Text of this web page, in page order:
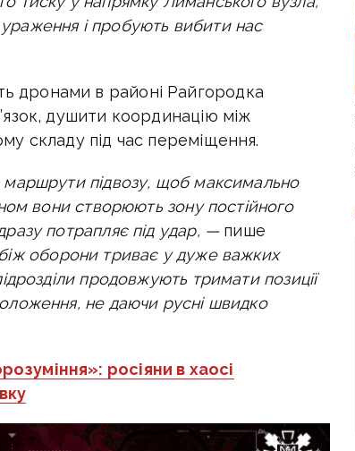
і пробують вибити нас
дронами в районі Райгородка
душити координацію між
складу під час переміщення.
підвозу, щоб максимально
вони створюють зону постійного
потрапляє під удар, — пише
оборони триває у дуже важких
продовжують тримати позиції
не даючи русні швидко
росіяни в хаосі